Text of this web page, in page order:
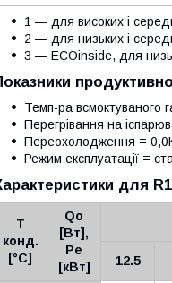
1 — для високих і
2 — для низьких і
3 — ECOinside, для
Темп-ра всмоктуваного
Перегрівання на
Переохолодження =
Режим експлуатації =
для
Т
конд.
[°C]
Qo
[Вт],
Pe
[кВт]
12.5